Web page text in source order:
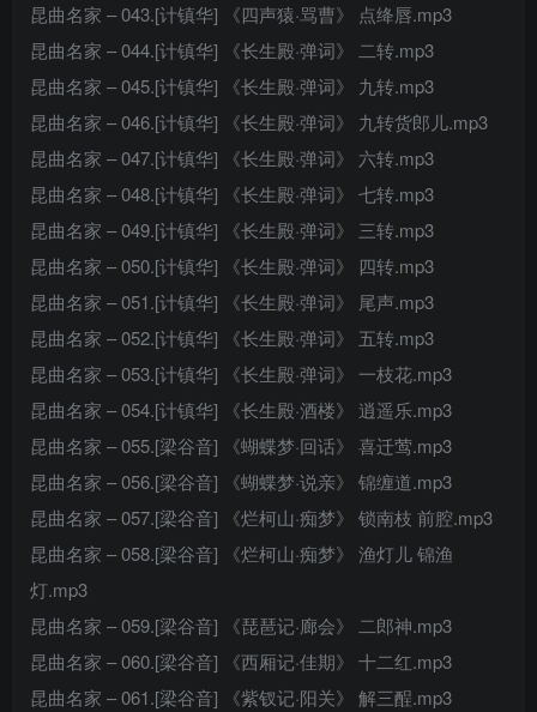
昆曲名家 – 043.[计镇华] 《四声猿·骂曹》 点绛唇.mp3
昆曲名家 – 044.[计镇华] 《长生殿·弹词》 二转.mp3
昆曲名家 – 045.[计镇华] 《长生殿·弹词》 九转.mp3
昆曲名家 – 046.[计镇华] 《长生殿·弹词》 九转货郎儿.mp3
昆曲名家 – 047.[计镇华] 《长生殿·弹词》 六转.mp3
昆曲名家 – 048.[计镇华] 《长生殿·弹词》 七转.mp3
昆曲名家 – 049.[计镇华] 《长生殿·弹词》 三转.mp3
昆曲名家 – 050.[计镇华] 《长生殿·弹词》 四转.mp3
昆曲名家 – 051.[计镇华] 《长生殿·弹词》 尾声.mp3
昆曲名家 – 052.[计镇华] 《长生殿·弹词》 五转.mp3
昆曲名家 – 053.[计镇华] 《长生殿·弹词》 一枝花.mp3
昆曲名家 – 054.[计镇华] 《长生殿·酒楼》 逍遥乐.mp3
昆曲名家 – 055.[梁谷音] 《蝴蝶梦·回话》 喜迁莺.mp3
昆曲名家 – 056.[梁谷音] 《蝴蝶梦·说亲》 锦缠道.mp3
昆曲名家 – 057.[梁谷音] 《烂柯山·痴梦》 锁南枝 前腔.mp3
昆曲名家 – 058.[梁谷音] 《烂柯山·痴梦》 渔灯儿 锦渔
灯.mp3
昆曲名家 – 059.[梁谷音] 《琵琶记·廊会》 二郎神.mp3
昆曲名家 – 060.[梁谷音] 《西厢记·佳期》 十二红.mp3
昆曲名家 – 061.[梁谷音] 《紫钗记·阳关》 解三酲.mp3